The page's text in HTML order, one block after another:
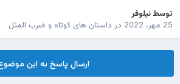
توسط نیلوفر
25 مهر، 2022
در داستان های کوتاه و ضرب المثل
ارسال پاسخ به این موضوع